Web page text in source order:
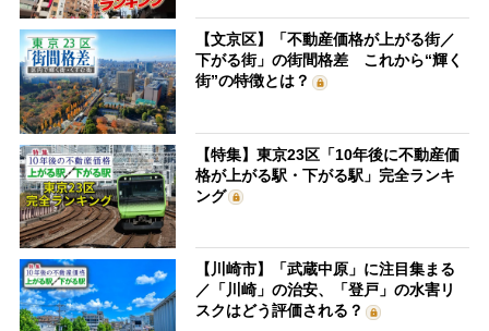
【文京区】「不動産価格が上がる街／
下がる街」の街間格差 これから“輝く
街”の特徴とは？
【特集】東京23区「10年後に不動産価
格が上がる駅・下がる駅」完全ランキ
ング
【川崎市】「武蔵中原」に注目集まる
／「川崎」の治安、「登戸」の水害リ
スクはどう評価される？